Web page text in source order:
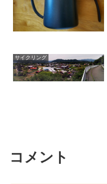
サイクリング
コメント